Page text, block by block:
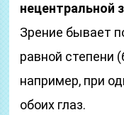
нецентральной
Зрение бывает
равной степени
например, при
обоих глаз.